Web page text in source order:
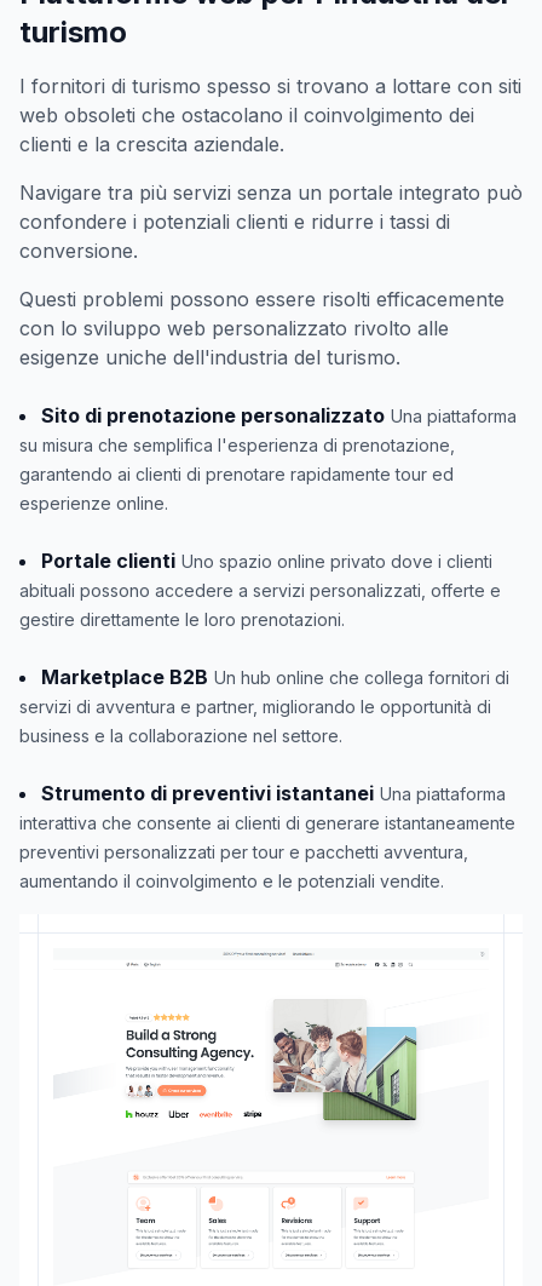
turismo
I fornitori di turismo spesso si trovano a lottare con siti
web obsoleti che ostacolano il coinvolgimento dei
clienti e la crescita aziendale.
Navigare tra più servizi senza un portale integrato può
confondere i potenziali clienti e ridurre i tassi di
conversione.
Questi problemi possono essere risolti efficacemente
con lo sviluppo web personalizzato rivolto alle
esigenze uniche dell'industria del turismo.
Sito di prenotazione personalizzato Una piattaforma
su misura che semplifica l'esperienza di prenotazione,
garantendo ai clienti di prenotare rapidamente tour ed
esperienze online.
Portale clienti Uno spazio online privato dove i clienti
abituali possono accedere a servizi personalizzati, offerte e
gestire direttamente le loro prenotazioni.
Marketplace B2B Un hub online che collega fornitori di
servizi di avventura e partner, migliorando le opportunità di
business e la collaborazione nel settore.
Strumento di preventivi istantanei Una piattaforma
interattiva che consente ai clienti di generare istantaneamente
preventivi personalizzati per tour e pacchetti avventura,
aumentando il coinvolgimento e le potenziali vendite.